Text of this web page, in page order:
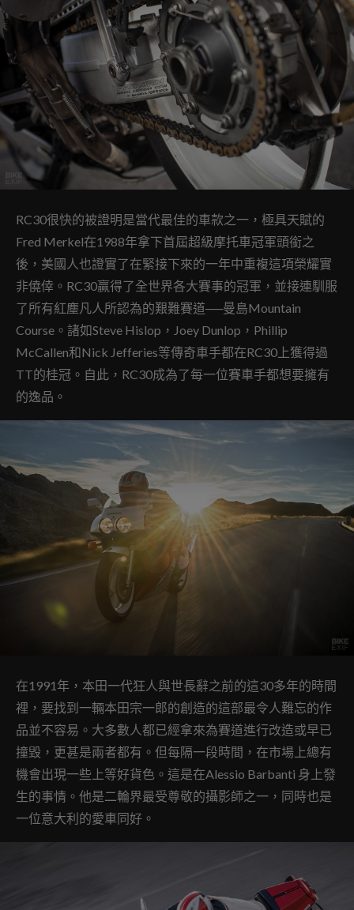
RC30很快的被證明是當代最佳的車款之一，極具天賦的
Fred Merkel在1988年拿下首屆超級摩托車冠軍頭銜之
後，美國人也證實了在緊接下來的一年中重複這項榮耀實
非僥倖。RC30贏得了全世界各大賽事的冠軍，並接連馴服
了所有紅塵凡人所認為的艱難賽道──曼島Mountain
Course。諸如Steve Hislop，Joey Dunlop，Phillip
McCallen和Nick Jefferies等傳奇車手都在RC30上獲得過
TT的桂冠。自此 ，RC30成為了每一位賽車手都想要擁有
的逸品。
在1991年，本田一代狂人與世長辭之前的這30多年的時間
裡，要找到一輛本田宗一郎的創造的這部最令人難忘的作
品並不容易。大多數人都已經拿來為賽道進行改造或早已
撞毀，更甚是兩者都有 。 但每隔一段時間，在市場上總有
機會出現一些上等好貨色。這是在Alessio Barbanti 身上發
生的事情。 他是二輪界最受尊敬的攝影師之一，同時也是
一位意大利的愛車同好。